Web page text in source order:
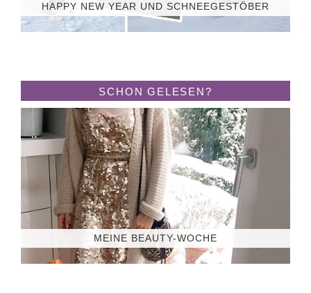
HAPPY NEW YEAR UND SCHNEEGESTÖBER
SCHON GELESEN?
MEINE BEAUTY-WOCHE